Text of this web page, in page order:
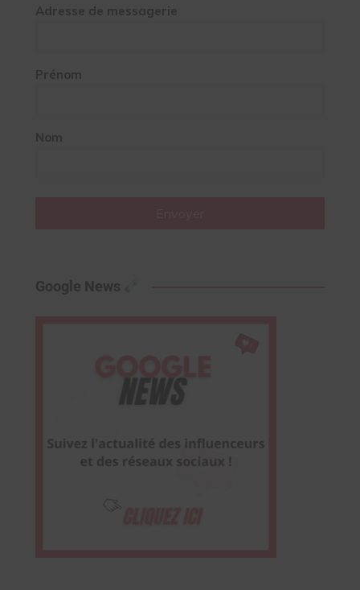
Adresse de messagerie
Prénom
Nom
Google News